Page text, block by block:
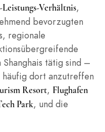
Verhältnis,
bevorzugten
regionale
tätig sind –
dort anzutreffen
Resort, Flughafen
Park, und die